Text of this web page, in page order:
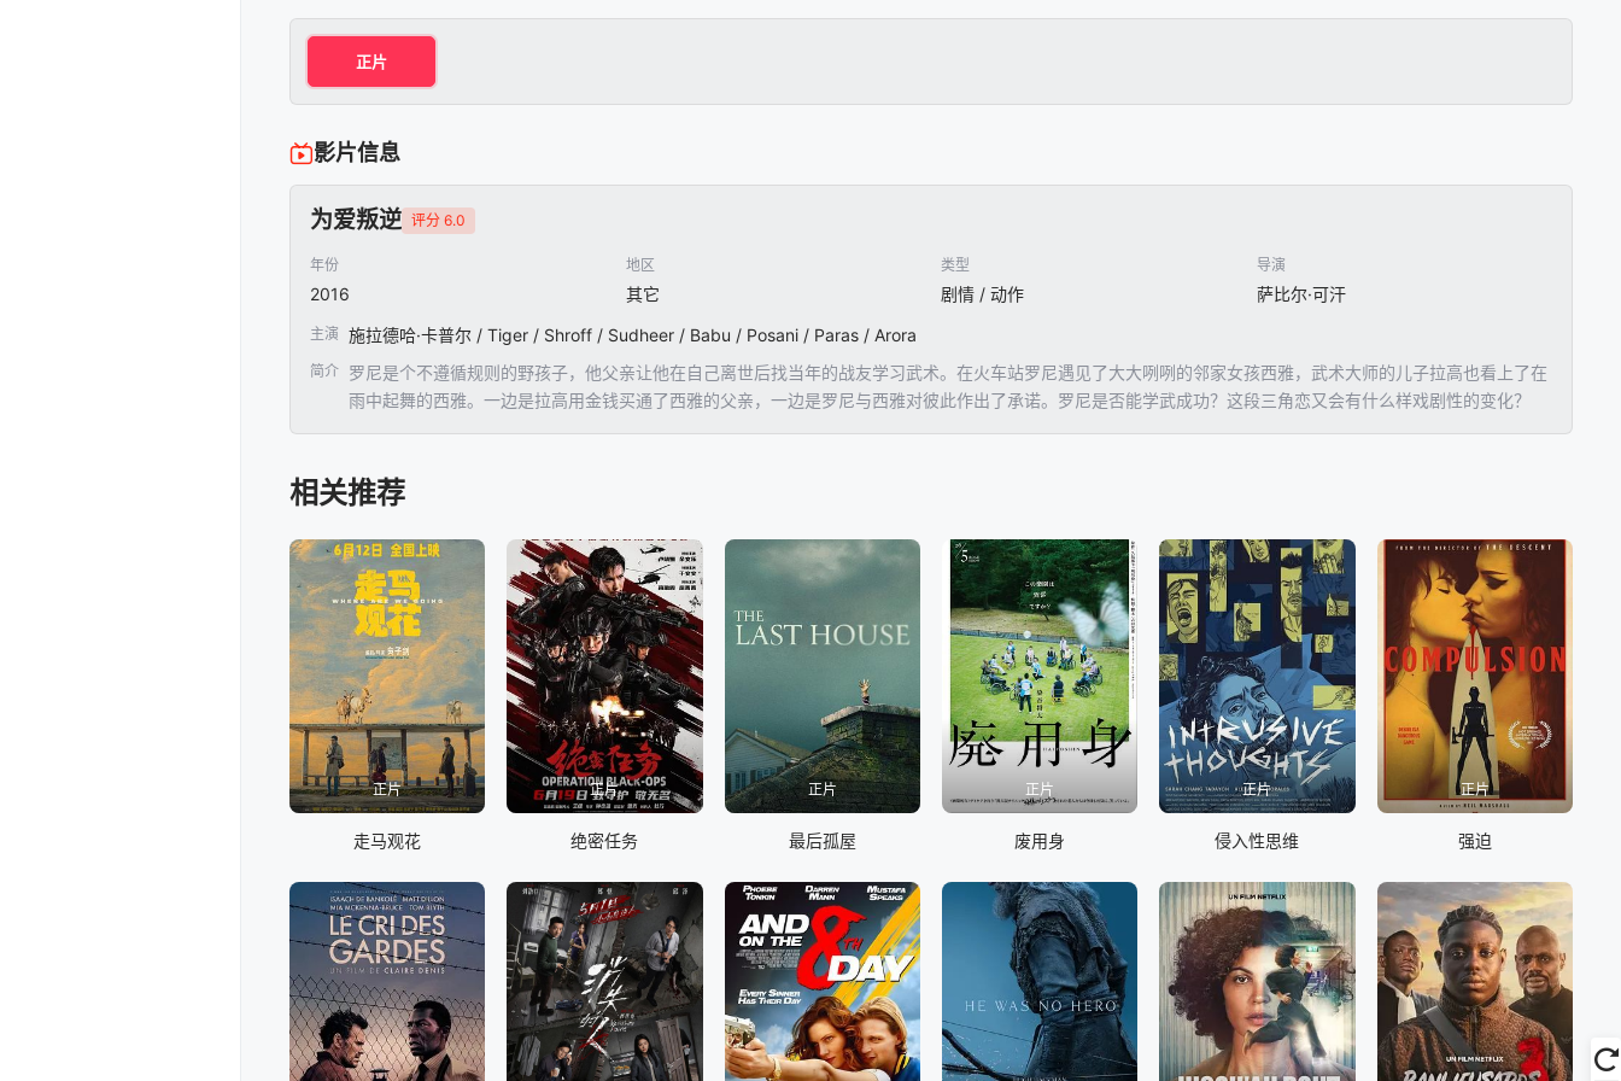
正片
影片信息
为爱叛逆 评分 6.0
年份
2016
地区
其它
类型
剧情 / 动作
导演
萨比尔·可汗
主演 施拉德哈·卡普尔 / Tiger / Shroff / Sudheer / Babu / Posani / Paras / Arora
简介 罗尼是个不遵循规则的野孩子，他父亲让他在自己离世后找当年的战友学习武术。在火车站罗尼遇见了大大咧咧的邻家女孩西雅，武术大师的儿子拉高也看上了在
雨中起舞的西雅。一边是拉高用金钱买通了西雅的父亲，一边是罗尼与西雅对彼此作出了承诺。罗尼是否能学武成功？这段三角恋又会有什么样戏剧性的变化？
相关推荐
正片
走马观花
正片
绝密任务
正片
最后孤屋
正片
废用身
正片
侵入性思维
正片
强迫